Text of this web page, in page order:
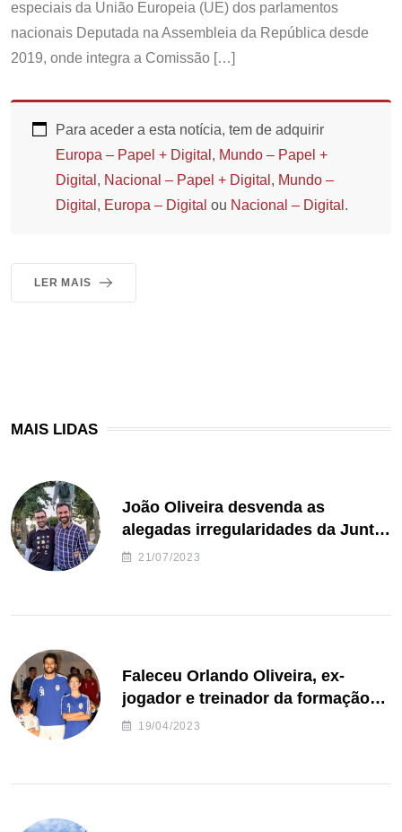
especiais da União Europeia (UE) dos parlamentos
nacionais Deputada na Assembleia da República desde
2019, onde integra a Comissão […]
Para aceder a esta notícia, tem de adquirir
Europa – Papel + Digital , Mundo – Papel +
Digital , Nacional – Papel + Digital , Mundo –
Digital , Europa – Digital ou Nacional – Digital .
LER MAIS
MAIS LIDAS
João Oliveira desvenda as
alegadas irregularidades da Junta
de Freguesia S. João de Ver
21/07/2023
Faleceu Orlando Oliveira, ex-
jogador e treinador da formação
de andebol do Feirense
19/04/2023